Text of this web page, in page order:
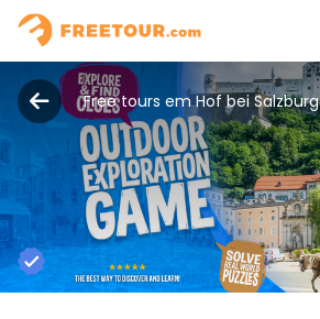
Free tours em Hof bei Salzburg